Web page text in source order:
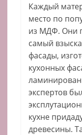
Каждый
место по
из МДФ. Они
самый
фасады,
кухонных
экспертов
кухне
древесины.